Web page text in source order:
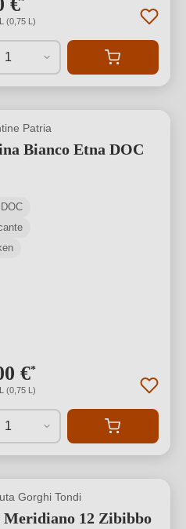
(0,75 L)
1
Patria
Bianco Etna DOC
€*
(0,75 L)
1
Gorghi Tondi
Meridiano 12 Zibibbo